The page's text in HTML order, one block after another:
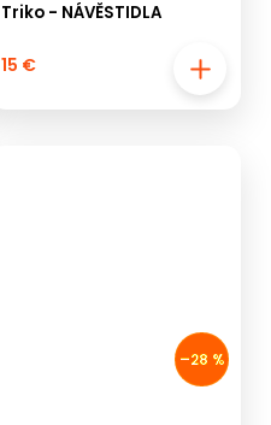
Triko - NÁVĚSTIDLA
15 €
–28 %